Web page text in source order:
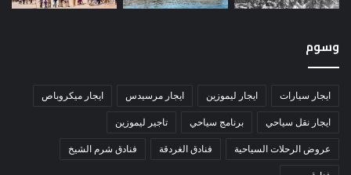
وسوم
ايجار سيارات ايجار ليموزين ايجار مرسيدس ايجار ميكروباص
ايجار نقل سياحي برنامج سياحي تاجير ليموزين
عروض الرحلات السياحية فنادق الغردقة فنادق شرم الشيخ